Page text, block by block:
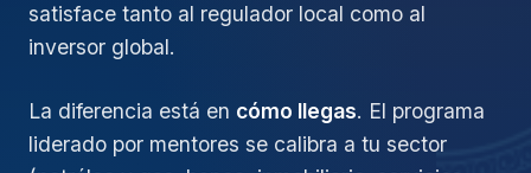
satisface tanto al regulador local como al
inversor global.
La diferencia está en cómo llegas. El programa
liderado por mentores se calibra a tu sector